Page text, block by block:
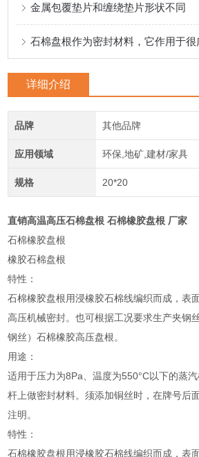
金属包覆垫片和缠绕垫片形状不同
石棉盘根作为密封材料，它作用于很
详细介绍
品牌 其他品牌
应用领域 环保,地矿,建材/家具
规格 20*20
直销高温高压石棉盘根 石棉橡胶盘根 厂家
石棉橡胶盘根
橡胶石棉盘根
特性：
石棉橡胶盘根用浸橡胶石棉线编织而成，表
高压机械密封。也可根据工况要求生产夹钢
钢丝）石棉橡胶高压盘根。
用途：
适用于压力为8Pa、温度为550°C以下的蒸
杆上做密封材料。须添加铜丝时，在牌号后
注明。
特性：
石棉橡胶盘根用浸橡胶石棉线编织而成，表